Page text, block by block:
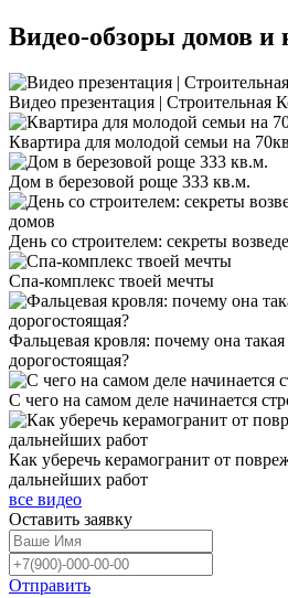
Видео-обзоры домов и
Видео презентация | Строительная
Квартира для молодой семьи на
Дом в березовой роще 333 кв.м.
День со строителем: секреты
Спа-комплекс твоей мечты
Фальцевая кровля: почему она
дорогостоящая?
С чего на самом деле начинается
Как уберечь керамогранит от
дальнейших работ
все видео
Оставить заявку
Отправить